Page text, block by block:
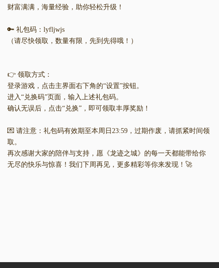
财富满满，海量经验，助你轻松升级！
🔑 礼包码：lyfljwjs
（请尽快领取，数量有限，先到先得哦！）
👉 领取方式：
登录游戏，点击主界面右下角的“设置”按钮。
进入“兑换码”页面，输入上述礼包码。
确认无误后，点击“兑换”，即可领取丰厚奖励！
💌 请注意：礼包码有效期至本周日23:59，过期作废，请抓紧时间领
取。
再次感谢大家的陪伴与支持，愿《龙迹之城》的每一天都能带给你
无尽的快乐与惊喜！我们下周再见，更多精彩等你来发现！🚀